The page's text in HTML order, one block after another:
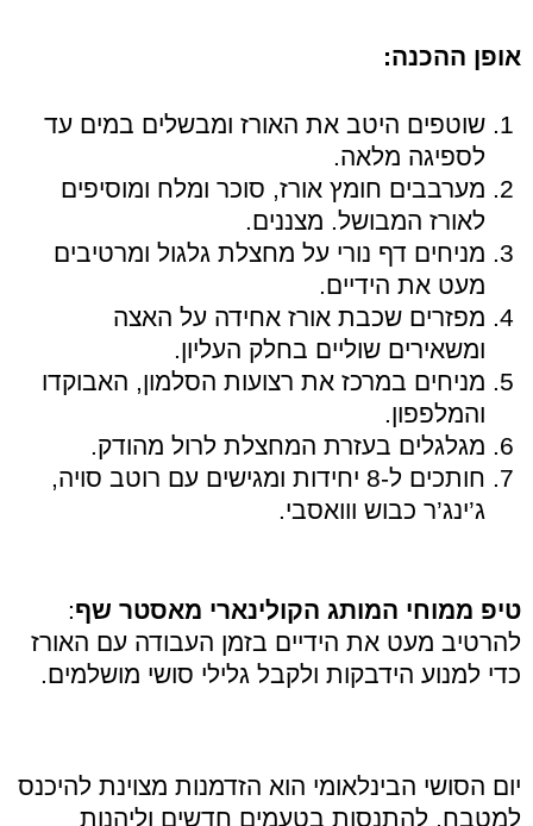
אופן ההכנה:
שוטפים היטב את האורז ומבשלים במים עד
לספיגה מלאה.
מערבבים חומץ אורז, סוכר ומלח ומוסיפים
לאורז המבושל. מצננים.
מניחים דף נורי על מחצלת גלגול ומרטיבים
מעט את הידיים.
מפזרים שכבת אורז אחידה על האצה
ומשאירים שוליים בחלק העליון.
מניחים במרכז את רצועות הסלמון, האבוקדו
והמלפפון.
מגלגלים בעזרת המחצלת לרול מהודק.
חותכים ל-8 יחידות ומגישים עם רוטב סויה,
ג’ינג’ר כבוש ווואסבי.
טיפ ממוחי המותג הקולינארי מאסטר שף:
להרטיב מעט את הידיים בזמן העבודה עם האורז
כדי למנוע הידבקות ולקבל גלילי סושי מושלמים.
יום הסושי הבינלאומי הוא הזדמנות מצוינת להיכנס
למטבח, להתנסות בטעמים חדשים וליהנות